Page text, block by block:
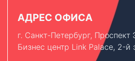
АДРЕС ОФИСА
г. Санкт-Петербург, Проспект
Бизнес центр Link Palace, 2-й